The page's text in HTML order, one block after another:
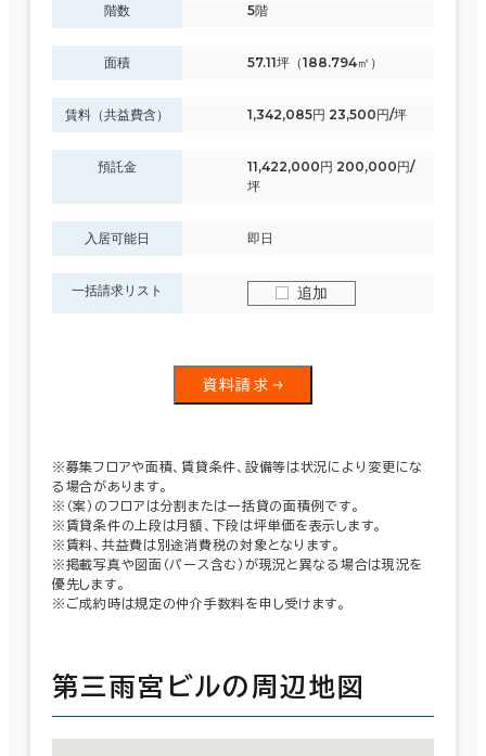
階数 5階
面積 57.11坪（188.794㎡）
賃料（共益費含） 1,342,085円 23,500円/坪
預託金
11,422,000円 200,000円/
坪
入居可能日 即日
一括請求リスト 追加
資料請求
※募集フロアや面積、賃貸条件、設備等は状況により変更にな
る場合があります。
※（案）のフロアは分割または一括貸の面積例です。
※賃貸条件の上段は月額、下段は坪単価を表示します。
※賃料、共益費は別途消費税の対象となります。
※掲載写真や図面（パース含む）が現況と異なる場合は現況を
優先します。
※ご成約時は規定の仲介手数料を申し受けます。
第三雨宮ビルの周辺地図